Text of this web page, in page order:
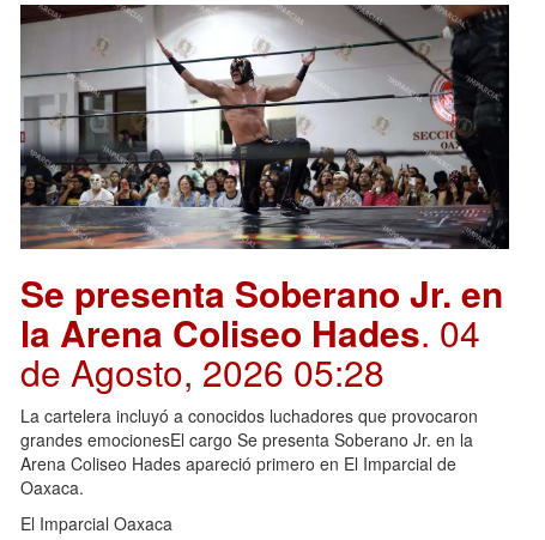
Se presenta Soberano Jr. en
la Arena Coliseo Hades. 04
de Agosto, 2026 05:28
La cartelera incluyó a conocidos luchadores que provocaron
grandes emocionesEl cargo Se presenta Soberano Jr. en la
Arena Coliseo Hades apareció primero en El Imparcial de
Oaxaca.
El Imparcial Oaxaca